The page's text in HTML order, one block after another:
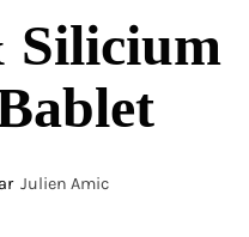
Silicium
Julien Amic